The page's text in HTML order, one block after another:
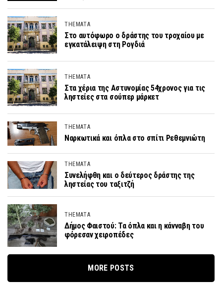
THEMATA
Στο αυτόφωρο ο δράστης του τροχαίου με
εγκατάλειψη στη Ρογδιά
THEMATA
Στα χέρια της Αστυνομίας 54χρονος για τις
ληστείες στα σούπερ μάρκετ
THEMATA
Ναρκωτικά και όπλα στο σπίτι Ρεθεμνιώτη
THEMATA
Συνελήφθη και ο δεύτερος δράστης της
ληστείας του ταξιτζή
THEMATA
Δήμος Φαιστού: Τα όπλα και η κάνναβη του
φόρεσαν χειροπέδες
MORE POSTS